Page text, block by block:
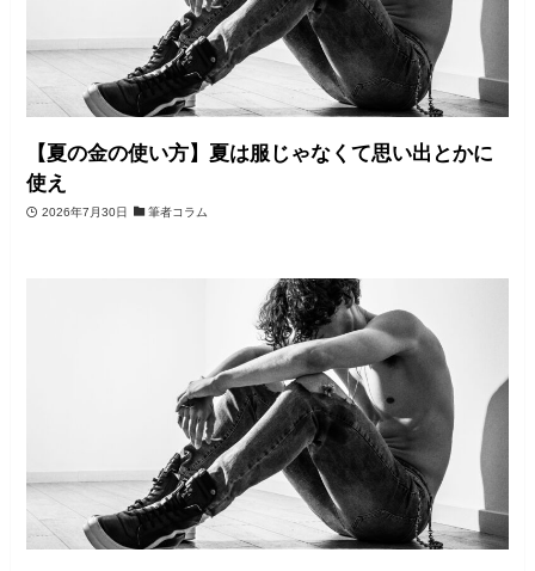
【夏の金の使い方】夏は服じゃなくて思い出とかに
使え
2026年7月30日 筆者コラム